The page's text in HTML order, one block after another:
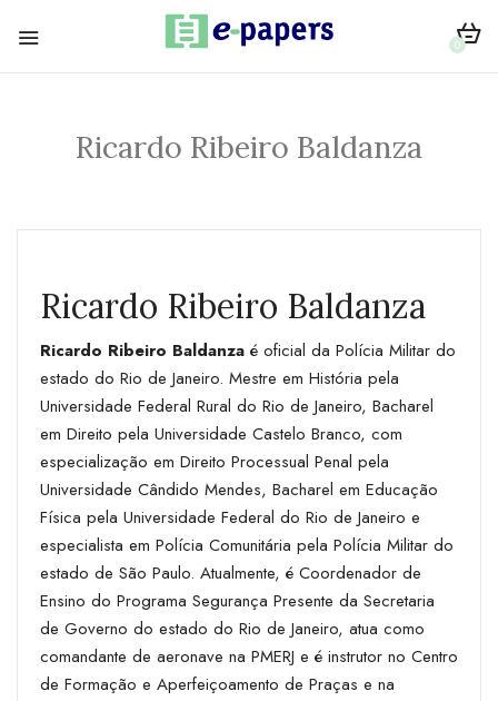
0
Ricardo Ribeiro Baldanza
Ricardo Ribeiro Baldanza
Ricardo Ribeiro Baldanza é oficial da Polícia Militar do
estado do Rio de Janeiro. Mestre em História pela
Universidade Federal Rural do Rio de Janeiro, Bacharel
em Direito pela Universidade Castelo Branco, com
especialização em Direito Processual Penal pela
Universidade Cândido Mendes, Bacharel em Educação
Física pela Universidade Federal do Rio de Janeiro e
especialista em Polícia Comunitária pela Polícia Militar do
estado de São Paulo. Atualmente, é Coordenador de
Ensino do Programa Segurança Presente da Secretaria
de Governo do estado do Rio de Janeiro, atua como
comandante de aeronave na PMERJ e é instrutor no Centro
de Formação e Aperfeiçoamento de Praças e na